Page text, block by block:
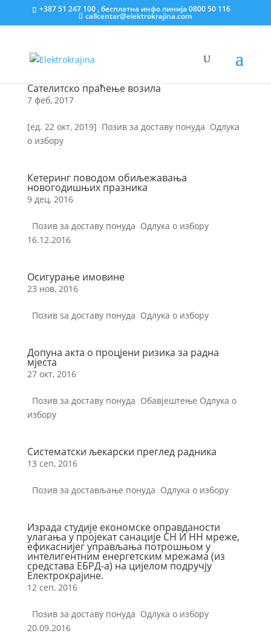
+387 51 247 100 , бесплатна инфо линија 0800 50 116
callcentar@elektrokrajina.com
Сателитско праћење возила
7 феб, 2017
[ед. 22 окт, 2019] Позив за доставу понуда Oдлука
о избору
Кетеринг поводом обиљежавања
новогодишњих празника
9 дец, 2016
Позив за доставу понуда Одлука о избору
16.12.2016
Осигурање имовине
23 нов, 2016
Позив ѕа доставу понуда Одлука о избору
Допуна акта о процјени ризика за радна
мјеста
27 окт, 2016
Позив за доставу понуда Обавјештење Одлука о
избору
Систематски љекарски преглед радника
13 сеп, 2016
Позив за достављање понуда Oдлука о избору
Израда студије економске оправданости
улагања у пројекат санације СН И НН мреже,
ефикаснијег управљања потрошњом у
интелигентним енергетским мрежама (из
средстава ЕБРД-а) на цијелом подручју
Електрокрајине.
12 сеп, 2016
Позив за доставу понуда Одлука о избору
20.09.2016